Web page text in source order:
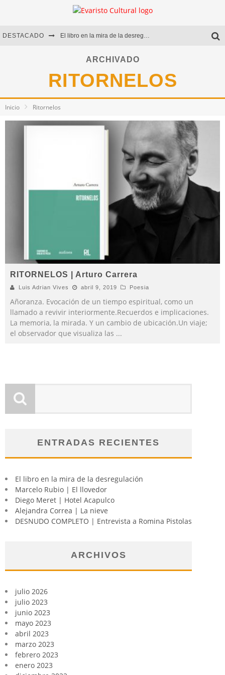
DESTACADO El libro en la mira de la desregulación
Marcelo Rubio | El llovedor
Diego Meret | Hotel Acapulco
Alejandra Correa | La nieve
ARCHIVADO
RITORNELOS
Inicio Ritornelos
RITORNELOS | Arturo Carrera
Luis Adrian Vives abril 9, 2019 Poesia
Añoranza. Evocación de un tiempo espiritual, como un
llamado a revivir interiormente.Recuerdos e implicaciones.
La memoria, la mirada. Y un cambio de ubicación.Un viaje;
el observador que visualiza las ...
ENTRADAS RECIENTES
El libro en la mira de la desregulación
Marcelo Rubio | El llovedor
Diego Meret | Hotel Acapulco
Alejandra Correa | La nieve
DESNUDO COMPLETO | Entrevista a Romina Pistolas
ARCHIVOS
julio 2026
julio 2023
junio 2023
mayo 2023
abril 2023
marzo 2023
febrero 2023
enero 2023